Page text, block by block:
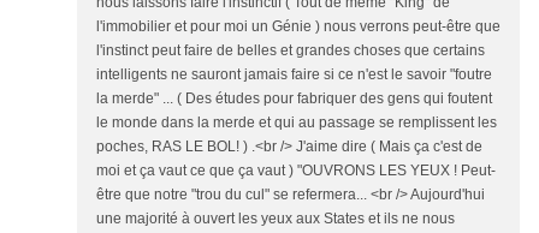
l'immobilier et pour moi un Génie ) nous verrons peut-être que
l'instinct peut faire de belles et grandes choses que certains
intelligents ne sauront jamais faire si ce n'est le savoir "foutre
la merde" ... ( Des études pour fabriquer des gens qui foutent
le monde dans la merde et qui au passage se remplissent les
poches, RAS LE BOL! ) .<br /> J'aime dire ( Mais ça c'est de
moi et ça vaut ce que ça vaut ) "OUVRONS LES YEUX ! Peut-
être que notre "trou du cul" se refermera... <br /> Aujourd'hui
une majorité à ouvert les yeux aux States et ils ne nous